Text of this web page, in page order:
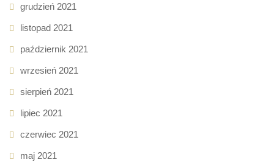
grudzień 2021
listopad 2021
październik 2021
wrzesień 2021
sierpień 2021
lipiec 2021
czerwiec 2021
maj 2021